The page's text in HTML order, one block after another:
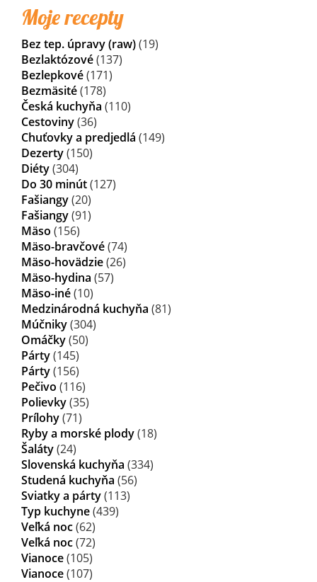
Moje recepty
Bez tep. úpravy (raw)(19)
Bezlaktózové(137)
Bezlepkové(171)
Bezmäsité(178)
Česká kuchyňa (110)
Cestoviny(36)
Chuťovky a predjedlá (149)
Dezerty(150)
Diéty(304)
Do 30 minút(127)
Fašiangy(20)
Fašiangy(91)
Mäso (156)
Mäso-bravčové(74)
Mäso-hovädzie(26)
Mäso-hydina (57)
Mäso-iné(10)
Medzinárodná kuchyňa (81)
Múčniky(304)
Omáčky(50)
Párty(145)
Párty(156)
Pečivo (116)
Polievky(35)
Prílohy(71)
Ryby a morské plody(18)
Šaláty(24)
Slovenská kuchyňa (334)
Studená kuchyňa (56)
Sviatky a párty(113)
Typ kuchyne(439)
Veľká noc(62)
Veľká noc(72)
Vianoce(105)
Vianoce(107)